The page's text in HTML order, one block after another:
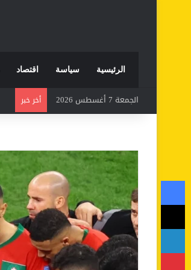
الرئيسية سياسة اقتصاد
الجمعة 7 أغسطس 2026 أخر خبر
فيسبوك
لينكدإن
بينتيريست